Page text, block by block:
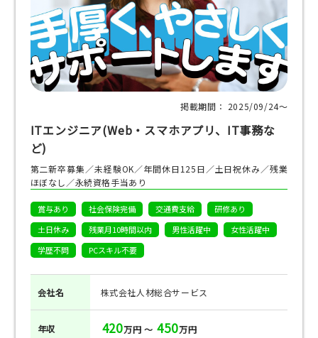
掲載期間： 2025/09/24〜
ITエンジニア(Web・スマホアプリ、IT事務な
ど)
第二新卒募集／未経験OK／年間休日125日／土日祝休み／残業
ほぼなし／永続資格手当あり
賞与あり 社会保険完備 交通費支給
研修あり
土日休み
残業月10時間以内 男性活躍中
女性活躍中
学歴不問
PCスキル不要
会社名 株式会社人材総合サービス
年収 420万円 ～ 450万円